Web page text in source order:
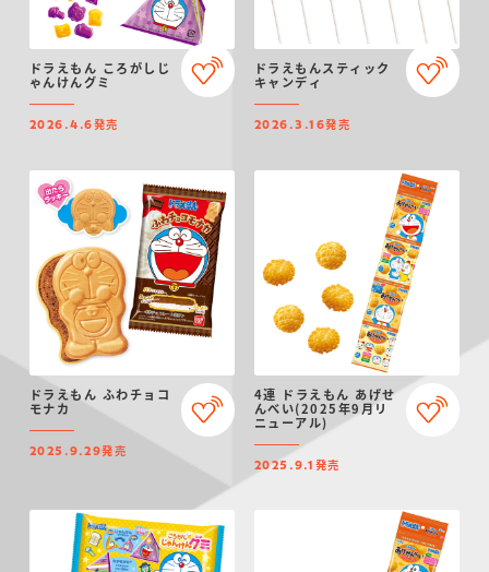
ドラえもん ころがしじ
ゃんけんグミ
2026.4.6発売
ドラえもんスティック
キャンディ
2026.3.16発売
ドラえもん ふわチョコ
モナカ
2025.9.29発売
4連 ドラえもん あげせ
んべい(2025年9月リ
ニューアル)
2025.9.1 発売